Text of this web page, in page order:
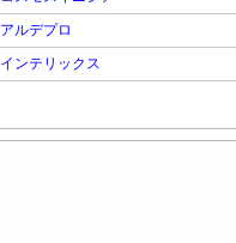
アルデプロ
インテリックス